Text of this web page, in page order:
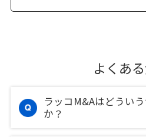
よくあ
ラッコM&Aはどうい
か？